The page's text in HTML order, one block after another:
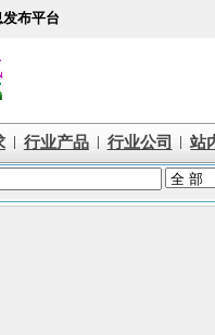
布平台
| 行业产品 | 行业公司 | 站